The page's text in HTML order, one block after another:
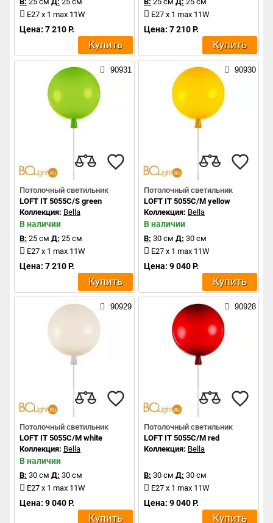
E27 x 1 max 11W
Цена: 7 210 Р.
Купить
E27 x 1 max 11W
Цена: 7 210 Р.
Купить
90931
Потолочный светильник
LOFT IT 5055C/S green
Коллекция: Bella
В наличии
В: 25 см Д: 25 см
E27 x 1 max 11W
Цена: 7 210 Р.
Купить
90930
Потолочный светильник
LOFT IT 5055C/M yellow
Коллекция: Bella
В наличии
В: 30 см Д: 30 см
E27 x 1 max 11W
Цена: 9 040 Р.
Купить
90929
Потолочный светильник
LOFT IT 5055C/M white
Коллекция: Bella
В наличии
В: 30 см Д: 30 см
E27 x 1 max 11W
Цена: 9 040 Р.
Купить
90928
Потолочный светильник
LOFT IT 5055C/M red
Коллекция: Bella
В: 30 см Д: 30 см
E27 x 1 max 11W
Цена: 9 040 Р.
Купить